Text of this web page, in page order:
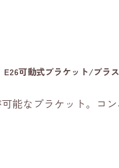
可動式ブラケット/ブラス
能なブラケット。コ